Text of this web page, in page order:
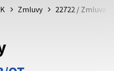
že zdieľate informácie iba
Zabezpečená stránka
Zmluvy 22722 / Zmluva